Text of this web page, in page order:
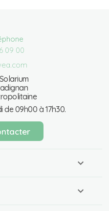
09 00
de 09h00 à 17h30.